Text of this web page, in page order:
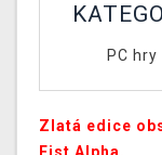
PC
Zlatá edice